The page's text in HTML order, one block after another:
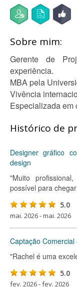
Sobre mim:
Gerente de
experiência.
MBA pela
Vivência
Especializada em
Histórico de
Designer gráfico
design
"Muito
possível para
5.0
mai. 2026 - mai. 2026
Captação
"Rachel é uma
5.0
fev. 2026 - fev. 2026